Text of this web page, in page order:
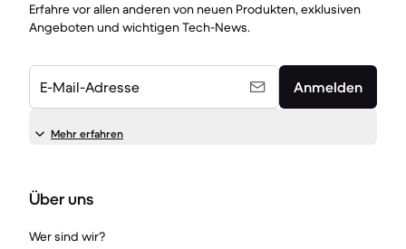
Erfahre vor allen anderen von neuen Produkten, exklusiven
Angeboten und wichtigen Tech-News.
E-Mail-Adresse Anmelden
Mehr erfahren
Über uns
Wer sind wir?